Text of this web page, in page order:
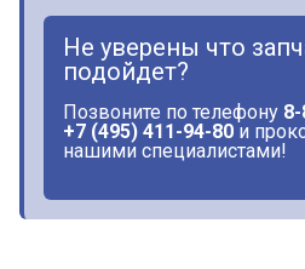
Не уверены что
подойдет?
Позвоните по телефону
+7 (495) 411-94-80 и
нашими специалистами!